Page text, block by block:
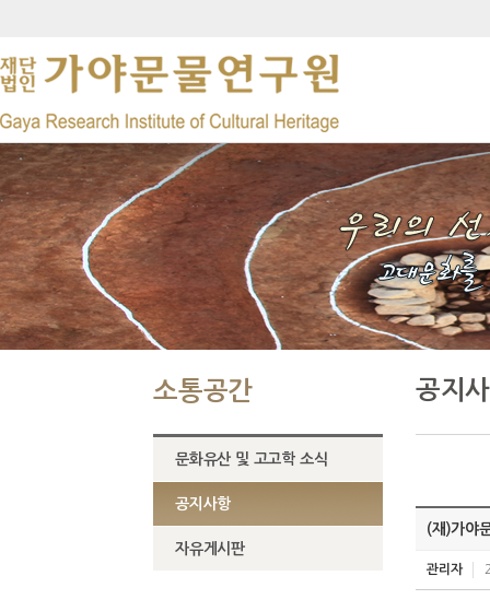
소통공간
문화유산 및 고고학 소식
공지사항
자유게시판
공지
(재)가야
관리자